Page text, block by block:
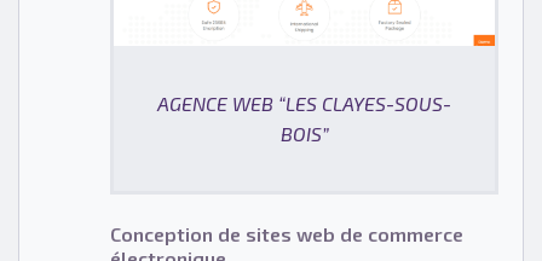
AGENCE WEB “LES CLAYES-SOUS-
BOIS”
Conception de sites web de commerce